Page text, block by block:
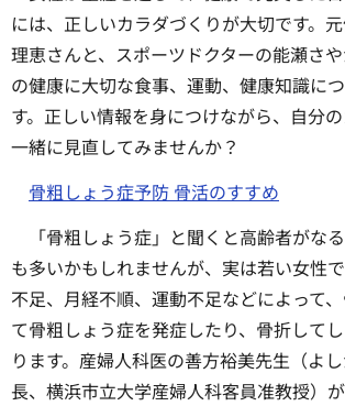
には、正しいカラダづくりが大切です。
理恵さんと、スポーツドクターの能瀬さ
の健康に大切な食事、運動、健康知識に
す。正しい情報を身につけながら、自分の
一緒に見直してみませんか？
骨粗しょう症予防 骨活のすすめ
「骨粗しょう症」と聞くと高齢者がな
も多いかもしれませんが、実は若い女性
不足、月経不順、運動不足などによって
て骨粗しょう症を発症したり、骨折して
ります。産婦人科医の善方裕美先生（よ
長、横浜市立大学産婦人科客員准教授）